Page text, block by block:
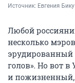
Источник: Евгения
Любой
несколько
эрудированный
голов». Но вот
и пожизненный,